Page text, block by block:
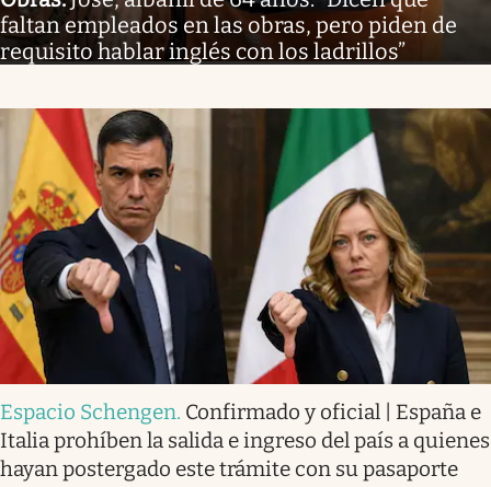
faltan empleados en las obras, pero piden de
requisito hablar inglés con los ladrillos”
Espacio Schengen. Confirmado y oficial | España e
Italia prohíben la salida e ingreso del país a quienes
hayan postergado este trámite con su pasaporte